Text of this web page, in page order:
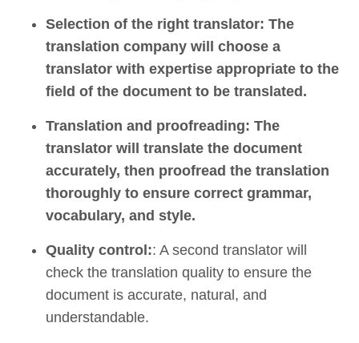
Selection of the right translator: The
translation company will choose a
translator with expertise appropriate to the
field of the document to be translated.
Translation and proofreading: The
translator will translate the document
accurately, then proofread the translation
thoroughly to ensure correct grammar,
vocabulary, and style.
Quality control:: A second translator will
check the translation quality to ensure the
document is accurate, natural, and
understandable.